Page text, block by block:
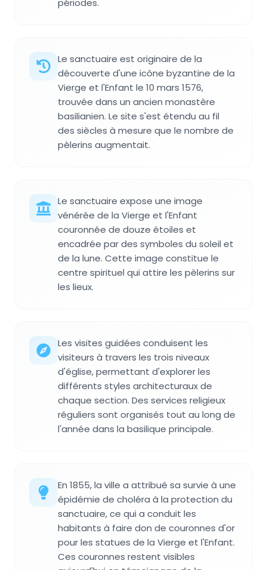
périodes.
Le sanctuaire est originaire de la
découverte d'une icône byzantine de la
Vierge et l'Enfant le 10 mars 1576,
trouvée dans un ancien monastère
basilianien. Le site s'est étendu au fil
des siècles à mesure que le nombre de
pèlerins augmentait.
Le sanctuaire expose une image
vénérée de la Vierge et l'Enfant
couronnée de douze étoiles et
encadrée par des symboles du soleil et
de la lune. Cette image constitue le
centre spirituel qui attire les pèlerins sur
les lieux.
Les visites guidées conduisent les
visiteurs à travers les trois niveaux
d'église, permettant d'explorer les
différents styles architecturaux de
chaque section. Des services religieux
réguliers sont organisés tout au long de
l'année dans la basilique principale.
En 1855, la ville a attribué sa survie à une
épidémie de choléra à la protection du
sanctuaire, ce qui a conduit les
habitants à faire don de couronnes d'or
pour les statues de la Vierge et l'Enfant.
Ces couronnes restent visibles